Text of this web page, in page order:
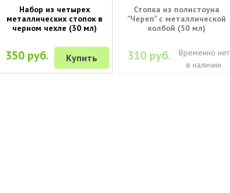
Набор из четырех
металлических стопок в
черном чехле (30 мл)
350 руб. Купить
Стопка из полистоуна
"Череп" с металлической
колбой (50 мл)
310 руб.
Временно нет
в наличии